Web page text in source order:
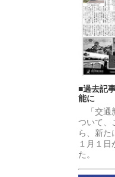
■過去記
能に
「交通
ついて、
ら、新た
１月１日
た